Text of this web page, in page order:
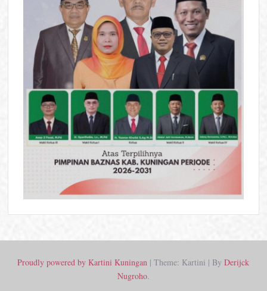
Proudly powered by Kartini Kuningan |Theme: Kartini | ByDerijck
Nugroho.